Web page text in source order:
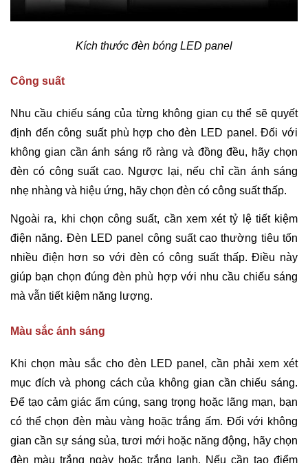
Kích thước đèn bóng LED panel
Công suất
Nhu cầu chiếu sáng của từng không gian cụ thể sẽ quyết
định đến công suất phù hợp cho đèn LED panel. Đối với
không gian cần ánh sáng rõ ràng và đồng đều, hãy chọn
đèn có công suất cao. Ngược lại, nếu chỉ cần ánh sáng
nhẹ nhàng và hiệu ứng, hãy chọn đèn có công suất thấp.
Ngoài ra, khi chọn công suất, cần xem xét tỷ lệ tiết kiệm
điện năng. Đèn LED panel công suất cao thường tiêu tốn
nhiều điện hơn so với đèn có công suất thấp. Điều này
giúp bạn chọn đúng đèn phù hợp với nhu cầu chiếu sáng
mà vẫn tiết kiệm năng lượng.
Màu sắc ánh sáng
Khi chọn màu sắc cho đèn LED panel, cần phải xem xét
mục đích và phong cách của không gian cần chiếu sáng.
Để tạo cảm giác ấm cúng, sang trọng hoặc lãng mạn, bạn
có thể chọn đèn màu vàng hoặc trắng ấm. Đối với không
gian cần sự sáng sủa, tươi mới hoặc năng động, hãy chọn
đèn màu trắng ngày hoặc trắng lạnh. Nếu cần tạo điểm